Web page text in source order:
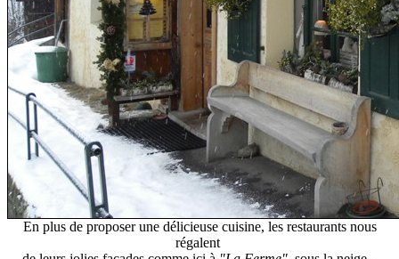
En plus de proposer une délicieuse cuisine, les restaurants nous
régalent